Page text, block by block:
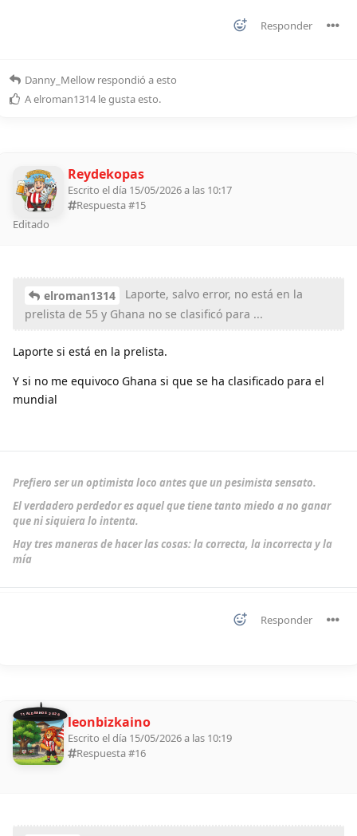
Responder
Danny_Mellow respondió a esto
Aelroman1314 le gusta esto.
Reydekopas
Escrito el día 15/05/2026 a las 10:17
Respuesta #15
Editado
elroman1314
Laporte, salvo error, no está en la
prelista de 55 y Ghana no se clasificó para ...
Laporte si está en la prelista.
Y si no me equivoco Ghana si que se ha clasificado para el
mundial
Prefiero ser un optimista loco antes que un pesimista sensato.
El verdadero perdedor es aquel que tiene tanto miedo a no ganar
que ni siquiera lo intenta.
Hay tres maneras de hacer las cosas: la correcta, la incorrecta y la
mía
Responder
11 ALDEANOS 2026 leonbizkaino
Escrito el día 15/05/2026 a las 10:19
Respuesta #16